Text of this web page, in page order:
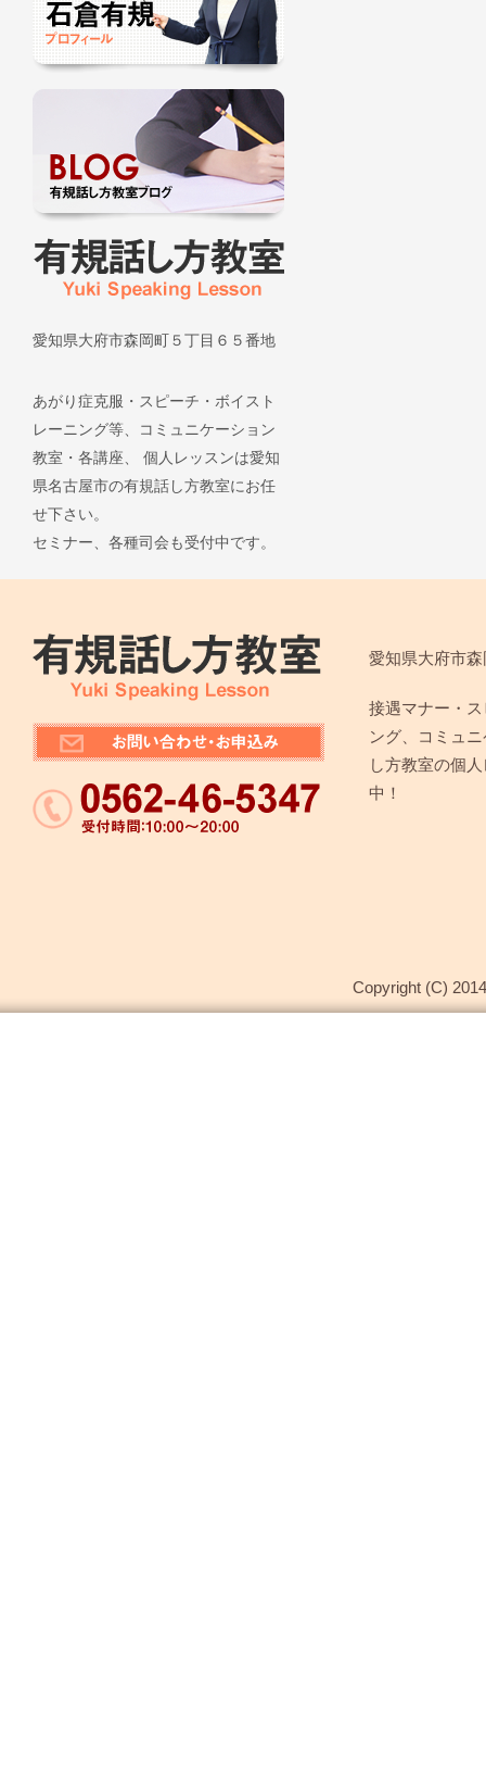
愛知県大府市森岡町５丁目６５番地
あがり症克服・スピーチ・ボイスト
レーニング等、コミュニケーション
教室・各講座、 個人レッスンは愛知
県名古屋市の有規話し方教室にお任
せ下さい。
セミナー、各種司会も受付中です。
愛知県大府市
接遇マナー・
ング、コミュ
し方教室の個
中！
Copyright (C)